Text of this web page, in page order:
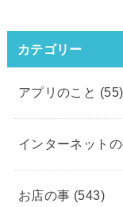
カテゴリー
アプリのこと (55)
インターネット
お店の事 (543)